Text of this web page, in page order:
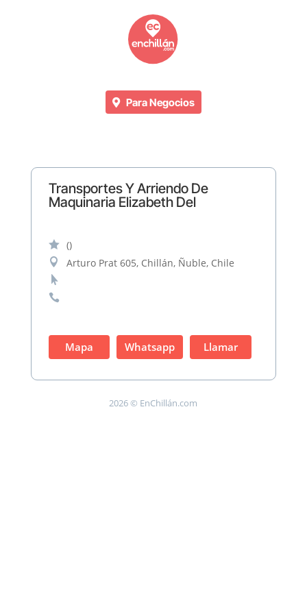
Para Negocios
Transportes Y Arriendo De
Maquinaria Elizabeth Del
 ()
 Arturo Prat 605, Chillán, Ñuble, Chile


Mapa Whatsapp Llamar
2026 © EnChillán.com